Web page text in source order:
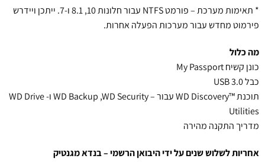
* תאימות מערכת – פורמט NTFS עבור חלונות 10, 8.1 ו-7. ייתכן ויידרש
פירמוט מחדש עבור מערכות הפעלה אחרות.
מה כלול
כונן קשיח My Passport
כבל USB 3.0
תוכנת ™WD Discovery עבור – WD Backup ,WD Security ו- WD Drive
Utilities
מדריך התקנה מהירה
אחריות לשלוש שנים על ידי היבואן הרשמי – בנדא מגנטיק